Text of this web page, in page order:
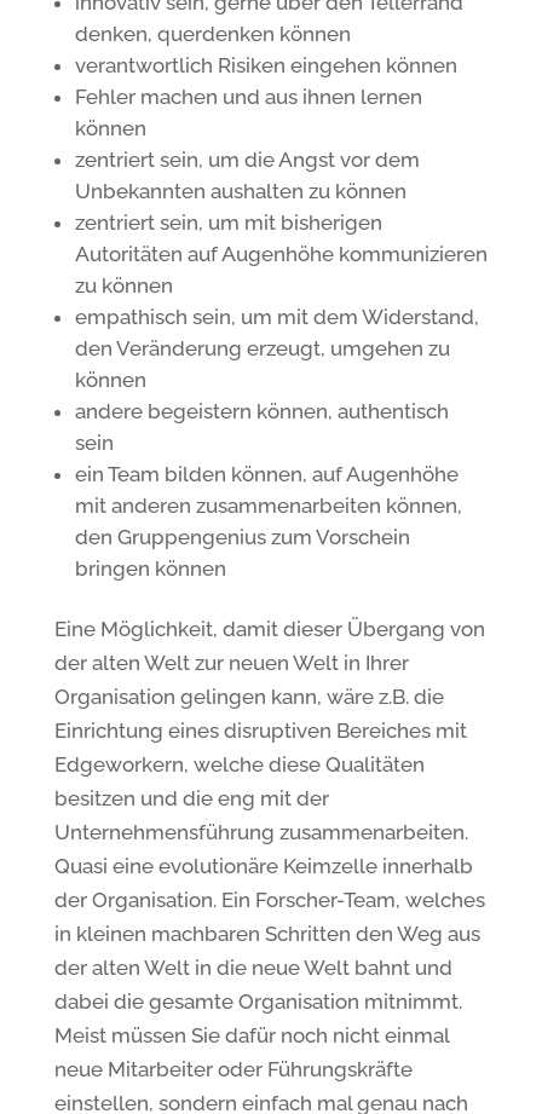
denken, querdenken können
verantwortlich Risiken eingehen können
Fehler machen und aus ihnen lernen
können
zentriert sein, um die Angst vor dem
Unbekannten aushalten zu können
zentriert sein, um mit bisherigen
Autoritäten auf Augenhöhe kommunizieren
zu können
empathisch sein, um mit dem Widerstand,
den Veränderung erzeugt, umgehen zu
können
andere begeistern können, authentisch
sein
ein Team bilden können, auf Augenhöhe
mit anderen zusammenarbeiten können,
den Gruppengenius zum Vorschein
bringen können
Eine Möglichkeit, damit dieser Übergang von
der alten Welt zur neuen Welt in Ihrer
Organisation gelingen kann, wäre z.B. die
Einrichtung eines disruptiven Bereiches mit
Edgeworkern, welche diese Qualitäten
besitzen und die eng mit der
Unternehmensführung zusammenarbeiten.
Quasi eine evolutionäre Keimzelle innerhalb
der Organisation. Ein Forscher-Team, welches
in kleinen machbaren Schritten den Weg aus
der alten Welt in die neue Welt bahnt und
dabei die gesamte Organisation mitnimmt.
Meist müssen Sie dafür noch nicht einmal
neue Mitarbeiter oder Führungskräfte
einstellen, sondern einfach mal genau nach